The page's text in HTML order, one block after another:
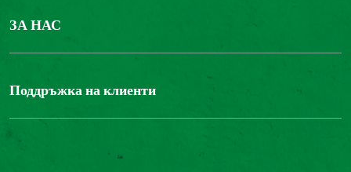
ЗА НАС
БОНДЮЕЛ ГРУП
Поддръжка на клиенти
Свържете се с нас
Достъпност на уебсайта: не е съвместим